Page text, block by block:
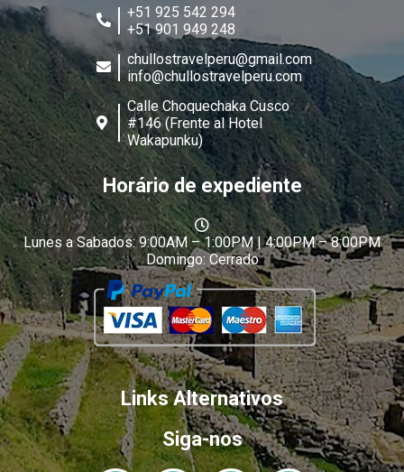
+51 925 542 294
+51 901 949 248
chullostravelperu@gmail.com
info@chullostravelperu.com
Calle Choquechaka Cusco
#146 (Frente al Hotel
Wakapunku)
Horário de expediente
Lunes a Sabados: 9:00AM – 1:00PM | 4:00PM – 8:00PM
Domingo: Cerrado
Links Alternativos
Siga-nos